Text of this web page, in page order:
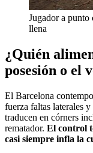
Jugador a punto
llena
¿Quién
posesión o el
El Barcelona
fuerza faltas laterales
traducen en córners
rematador. El control
casi siempre infla la